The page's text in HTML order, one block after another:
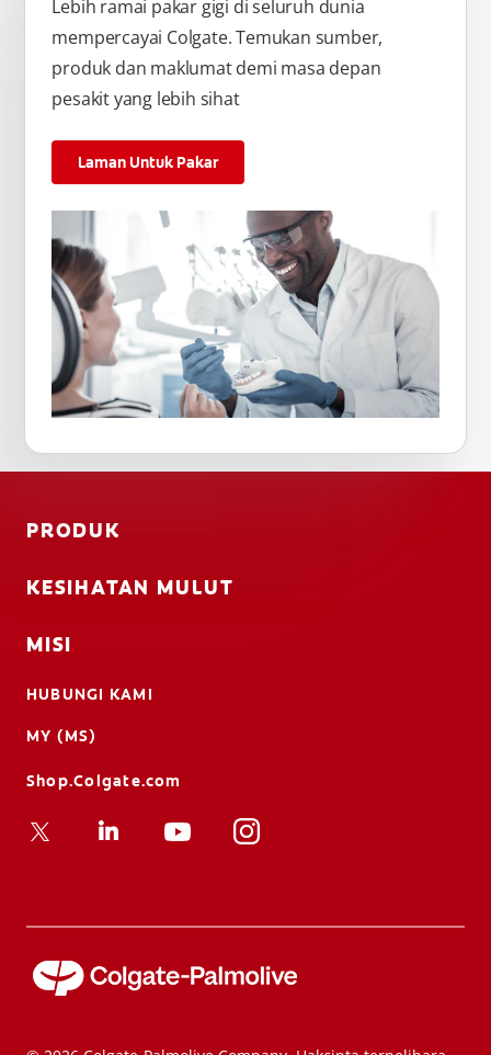
Lebih ramai pakar gigi di seluruh dunia
mempercayai Colgate. Temukan sumber,
produk dan maklumat demi masa depan
pesakit yang lebih sihat
Laman Untuk Pakar
PRODUK
KESIHATAN MULUT
MISI
HUBUNGI KAMI
MY (MS)
Shop.Colgate.com